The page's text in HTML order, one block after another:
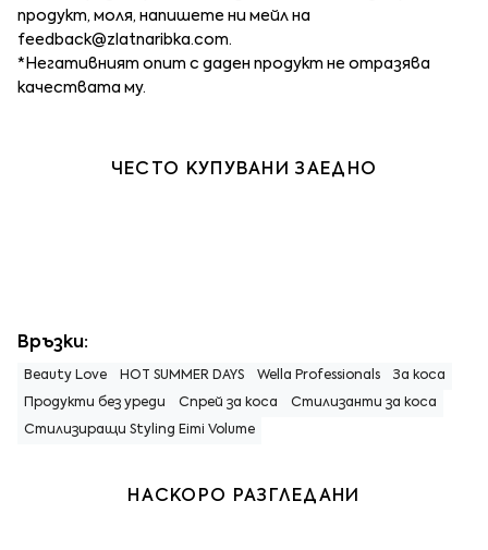
продукт, моля, напишете ни мейл на
feedback@zlatnaribka.com.
*Негативният опит с даден продукт не отразява
качествата му.
ЧЕСТО КУПУВАНИ ЗАЕДНО
Връзки:
Beauty Love HOT SUMMER DAYS Wella Professionals За коса
Продукти без уреди Спрей за коса Стилизанти за коса
Стилизиращи Styling Eimi Volume
НАСКОРО РАЗГЛЕДАНИ